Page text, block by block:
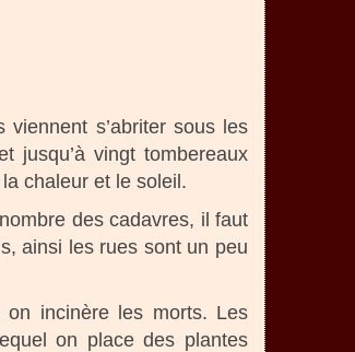
s’abriter sous les
jusqu’à vingt tombereaux
chaleur et le soleil.
des cadavres, il faut
ainsi les rues sont un peu
on incinère les morts. Les
on place des plantes